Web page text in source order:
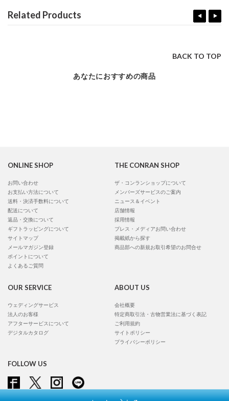
Related Products
BACK TO TOP
あなたにおすすめの商品
ONLINE SHOP
お問い合わせ
お支払い方法について
送料・決済手数料について
配送について
返品・交換について
ギフトラッピングについて
サイトマップ
メールマガジン登録
ポイントについて
よくあるご質問
THE CONRAN SHOP
ザ・コンランショップについて
メンバーズサービスのご案内
ニュース＆イベント
店舗情報
採用情報
プレス・メディアお問い合わせ
掲載紙から探す
商品部への新規お取引希望のお問合せ
OUR SERVICE
ウェディングサービス
法人のお客様
アフターサービスについて
デジタルカタログ
ABOUT US
会社概要
特定商取引法・古物営業法に基づく表記
ご利用規約
サイトポリシー
プライバシーポリシー
FOLLOW US